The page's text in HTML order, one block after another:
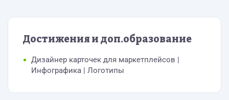
Достижения и доп.образование
Дизайнер карточек для маркетплейсов |
Инфографика | Логотипы